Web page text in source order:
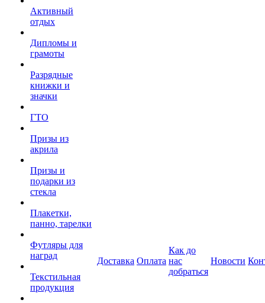
Активный
отдых
Дипломы и
грамоты
Разрядные
книжки и
значки
ГТО
Призы из
акрила
Призы и
подарки из
стекла
Плакетки,
панно, тарелки
Футляры для
наград
Текстильная
продукция
Доставка Оплата
Как до
нас
добраться
Новости